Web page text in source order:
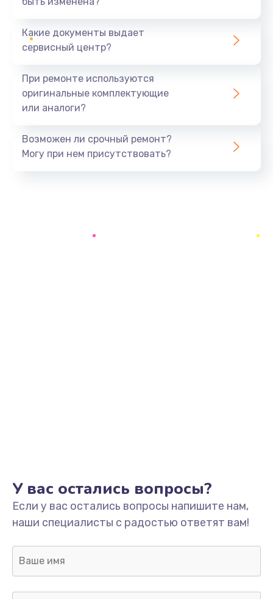
Ремонт южного моста
Замена батарейки BIOS
Заказать
Ремонт цепи питания
Замена/Pемонт карбюратора
1300 руб.
Заказать
Ремонт капиллярной трубки
400 руб.
Какие документы выдает
сервисный центр?
При ремонте используются
оригинальные комплектующие
или аналоги?
Возможен ли срочный ремонт?
Могу при нем присутствовать?
У вас остались вопросы?
Если у вас остались вопросы напишите нам,
наши специалисты с радостью ответят вам!